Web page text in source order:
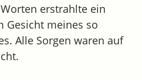
erstrahlte ein
Gesicht meines so
Alle Sorgen waren auf